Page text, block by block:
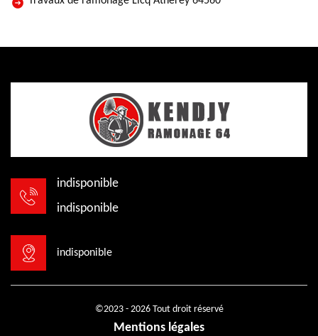
indisponible
indisponible
indisponible
©2023 - 2026 Tout droit réservé
Mentions légales